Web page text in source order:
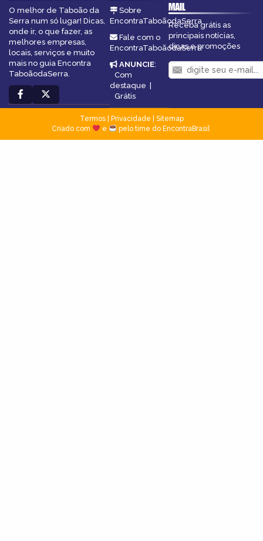
O melhor de Taboão da
Serra num só lugar! Dicas,
onde ir, o que fazer, as
melhores empresas,
locais, serviços e muito
mais no guia Encontra
TaboãodaSerra.
Sobre
EncontraTaboãodaSerra
Fale com o
EncontraTaboãodaSerra
ANUNCIE:
Com
destaque
Grátis
MAIL
Receba grátis as
principais notícias,
dicas e promoções
Termos| Privacidade
Sitemap
Criado com
e pelo time do EncontraBrasil